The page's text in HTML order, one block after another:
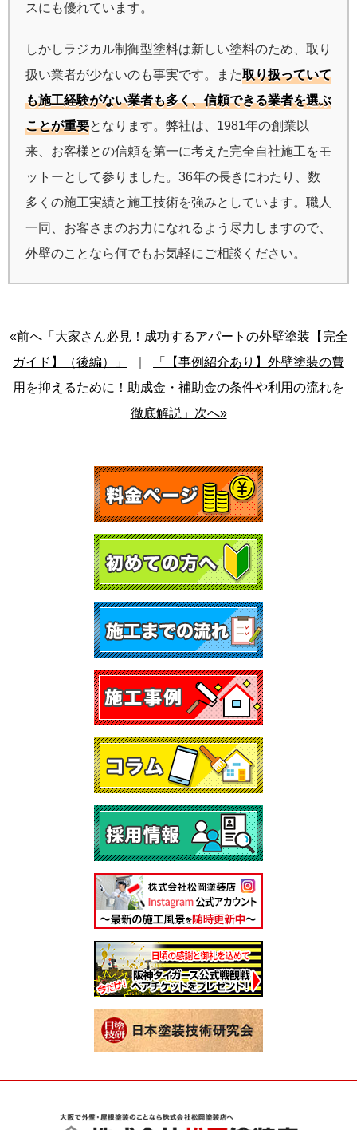
スにも優れています。
しかしラジカル制御型塗料は新しい塗料のため、取り
扱い業者が少ないのも事実です。また取り扱っていて
も施工経験がない業者も多く、信頼できる業者を選ぶ
ことが重要となります。弊社は、1981年の創業以
来、お客様との信頼を第一に考えた完全自社施工をモ
ットーとして参りました。36年の長きにわたり、数
多くの施工実績と施工技術を強みとしています。職人
一同、お客さまのお力になれるよう尽力しますので、
外壁のことなら何でもお気軽にご相談ください。
«前へ「大家さん必見！成功するアパートの外壁塗装【完全
ガイド】（後編）」
「【事例紹介あり】外壁塗装の費
用を抑えるために！助成金・補助金の条件や利用の流れを
徹底解説」次へ»